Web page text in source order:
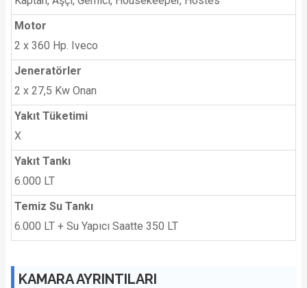
Motor
2 x 360 Hp. Iveco
Jeneratörler
2 x 27,5 Kw Onan
Yakıt Tüketimi
X
Yakıt Tankı
6.000 LT
Temiz Su Tankı
6.000 LT + Su Yapıcı Saatte 350 LT
KAMARA AYRINTILARI